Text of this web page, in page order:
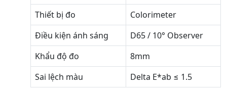
Thiết bị đo
Colorimeter
Điều kiện ánh sáng
D65 / 10° Observer
Khẩu độ đo
8mm
Sai lệch màu
Delta E*ab ≤ 1.5